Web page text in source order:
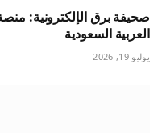
صحيفة برق الإلكترونية:
العربية السعودية
يوليو 19, 2026